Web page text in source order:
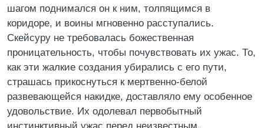
шагом поднимался он к ним, толпящимся в
коридоре, и воины мгновенно расступались.
Скейсуру не требовалась божественная
проницательность, чтобы почувствовать их ужас. То,
как эти жалкие создания убирались с его пути,
страшась прикоснуться к мертвенно-белой
развевающейся накидке, доставляло ему особенное
удовольствие. Их одолевал первобытный